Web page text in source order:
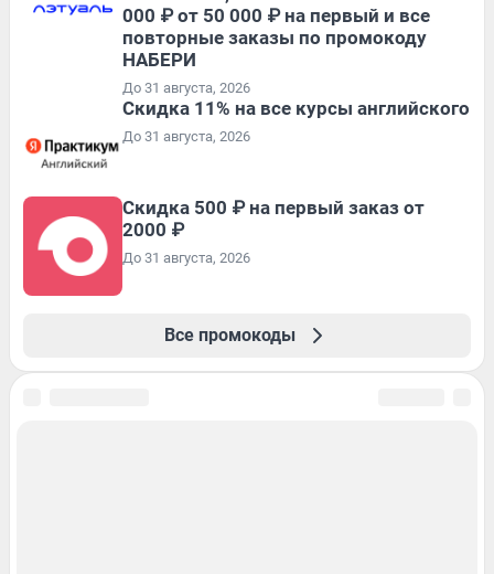
000 ₽ от 50 000 ₽ на первый и все
повторные заказы по промокоду
НАБЕРИ
До 31 августа, 2026
Скидка 11% на все курсы английского
До 31 августа, 2026
Скидка 500 ₽ на первый заказ от
2000 ₽
До 31 августа, 2026
Все промокоды